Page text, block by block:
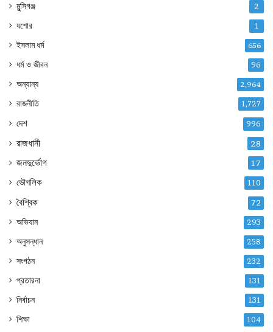
মুন্সিগঞ্জ 2
যশোর 1
ইসলাম ধর্ম 656
ধর্ম ও জীবন 96
অন্যান্য 2,964
রাজনীতি 1,727
দেশ 996
রাজধানী 28
জনদুর্ভোগ 17
ভৌগলিক 110
বৈশ্বিক 72
অভিযান 293
অনুসন্ধান 258
সংগঠন 232
প্রতারনা 131
নির্বাচন 131
শিক্ষা 104